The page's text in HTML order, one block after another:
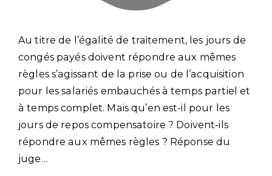
Au titre de l’égalité de traitement, les jours de
congés payés doivent répondre aux mêmes
règles s’agissant de la prise ou de l’acquisition
pour les salariés embauchés à temps partiel et
à temps complet. Mais qu’en est-il pour les
jours de repos compensatoire ? Doivent-ils
répondre aux mêmes règles ? Réponse du
juge…